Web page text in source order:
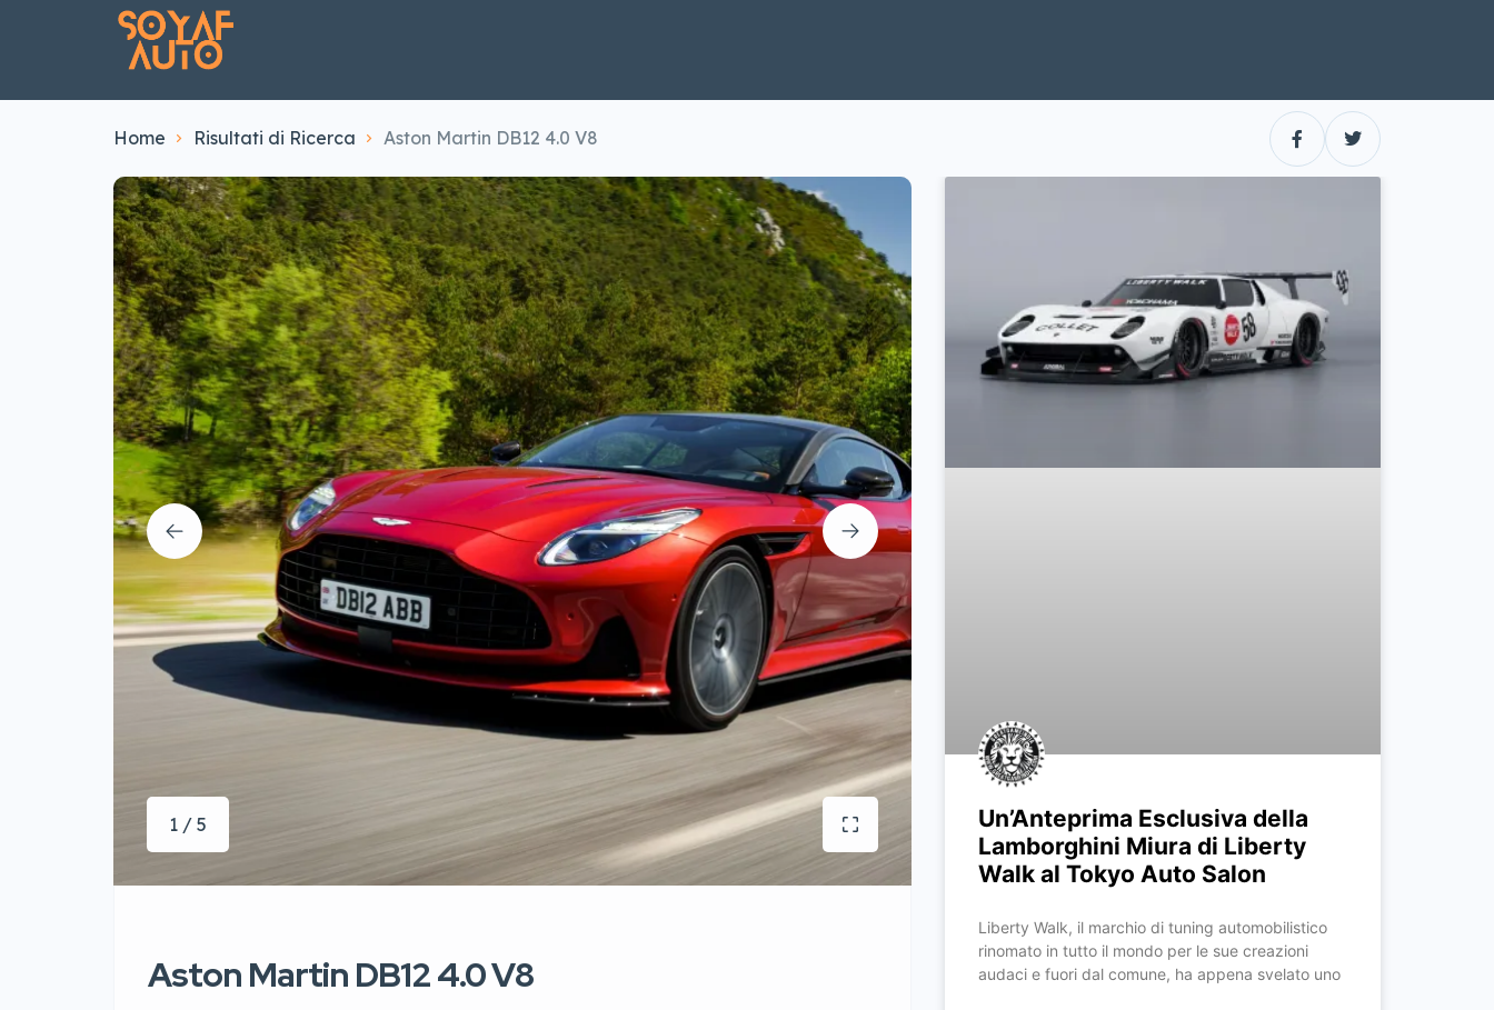
Home Risultati di Ricerca Aston Martin DB12 4.0 V8
1 / 5
Aston Martin DB12 4.0 V8
Un’Anteprima Esclusiva della
Lamborghini Miura di Liberty
Walk al Tokyo Auto Salon
Liberty Walk, il marchio di tuning automobilistico
rinomato in tutto il mondo per le sue creazioni
audaci e fuori dal comune, ha appena svelato uno